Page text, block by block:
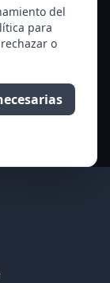
del
para
o